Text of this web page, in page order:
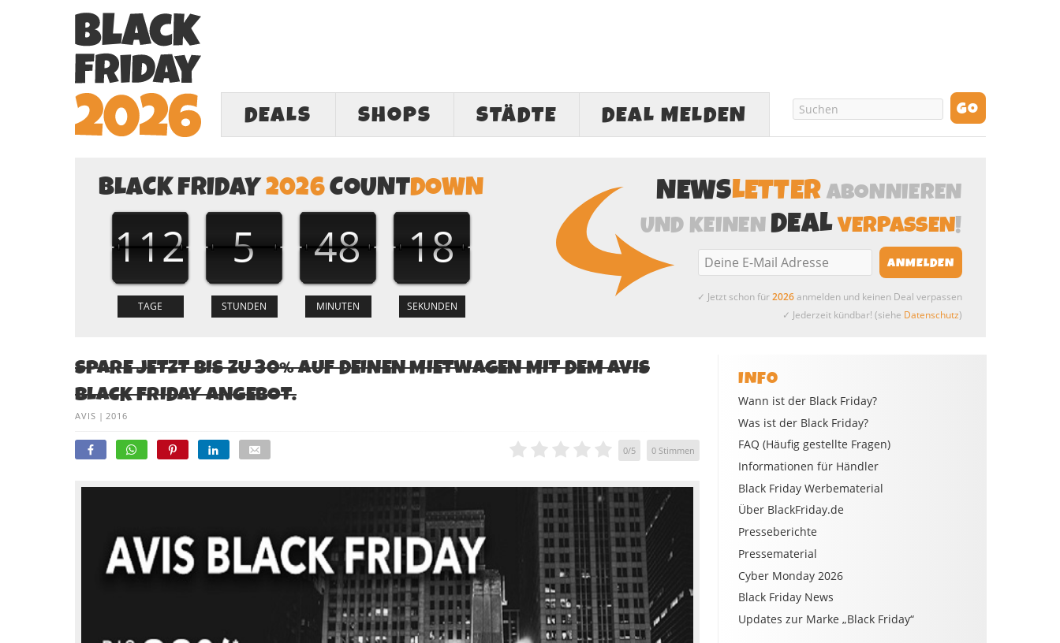
DEALS SHOPS STÄDTE DEAL MELDEN
BLACK FRIDAY2026COUNTDOWN
112 5 48 17
NEWSLETTERABONNIEREN
UND KEINENDEALVERPASSEN!
✓ Jetzt schon für2026anmelden und keinen Deal verpassen
✓ Jederzeit kündbar! (siehe Datenschutz)
SPARE JETZT BIS ZU 30% AUF DEINEN MIETWAGEN MIT DEM AVIS
BLACK FRIDAY ANGEBOT.
AVIS | 2016
0/5 0Stimmen
INFO
Wann ist der Black Friday?
Was ist der Black Friday?
FAQ (Häufig gestellte Fragen)
Informationen für Händler
Black Friday Werbematerial
Über BlackFriday.de
Presseberichte
Pressematerial
Cyber Monday 2026
Black Friday News
Updates zur Marke „Black Friday“